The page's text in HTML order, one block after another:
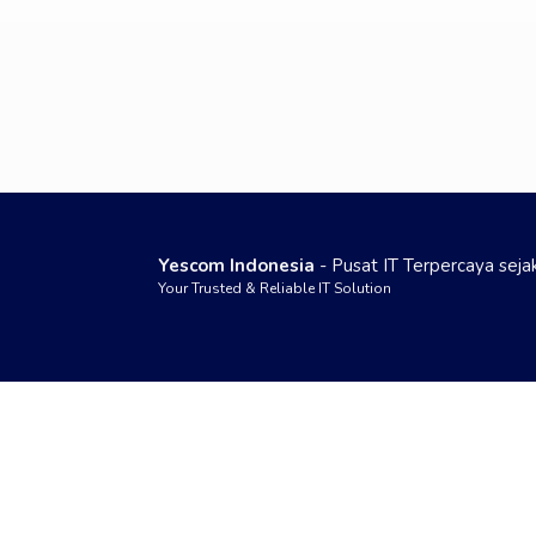
Yescom Indonesia - Pusat IT Terpercaya
Your Trusted & Reliable IT Solution